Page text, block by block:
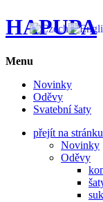
HAPUPA
Menu
Novinky
Oděvy
Svatební šaty
přejít na stránku
Novinky
Oděvy